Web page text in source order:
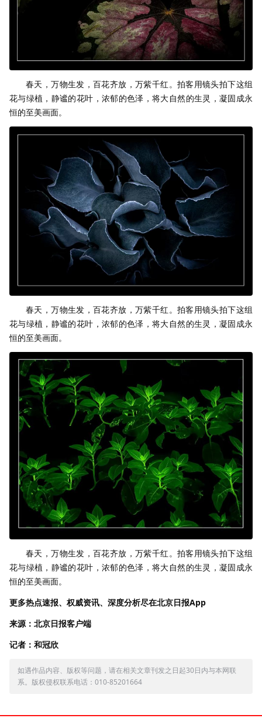
春天，万物生发，百花齐放，万紫千红。拍客用镜头拍下这组
花与绿植，静谧的花叶，浓郁的色泽，将大自然的生灵，凝固成永
恒的至美画面。
春天，万物生发，百花齐放，万紫千红。拍客用镜头拍下这组
花与绿植，静谧的花叶，浓郁的色泽，将大自然的生灵，凝固成永
恒的至美画面。
春天，万物生发，百花齐放，万紫千红。拍客用镜头拍下这组
花与绿植，静谧的花叶，浓郁的色泽，将大自然的生灵，凝固成永
恒的至美画面。
更多热点速报、权威资讯、深度分析尽在北京日报App
来源：北京日报客户端
记者：和冠欣
如遇作品内容、版权等问题，请在相关文章刊发之日起30日内与本网联
系。版权侵权联系电话：010-85201664